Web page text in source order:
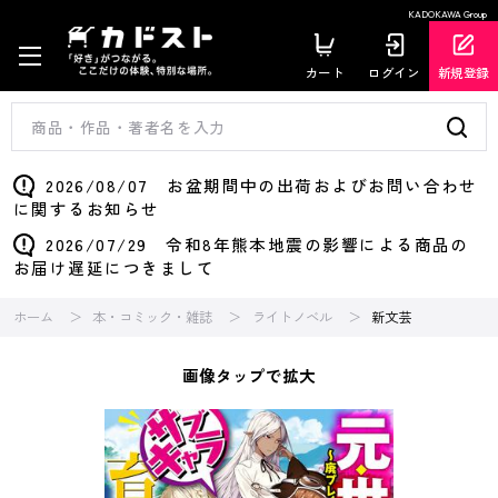
KADOKAWA Group
カート ログイン 新規登録
2026/08/07 お盆期間中の出荷およびお問い合わせ
に関するお知らせ
2026/07/29 令和8年熊本地震の影響による商品の
お届け遅延につきまして
ホーム 本・コミック・雑誌 ライトノベル 新文芸
画像タップで拡大